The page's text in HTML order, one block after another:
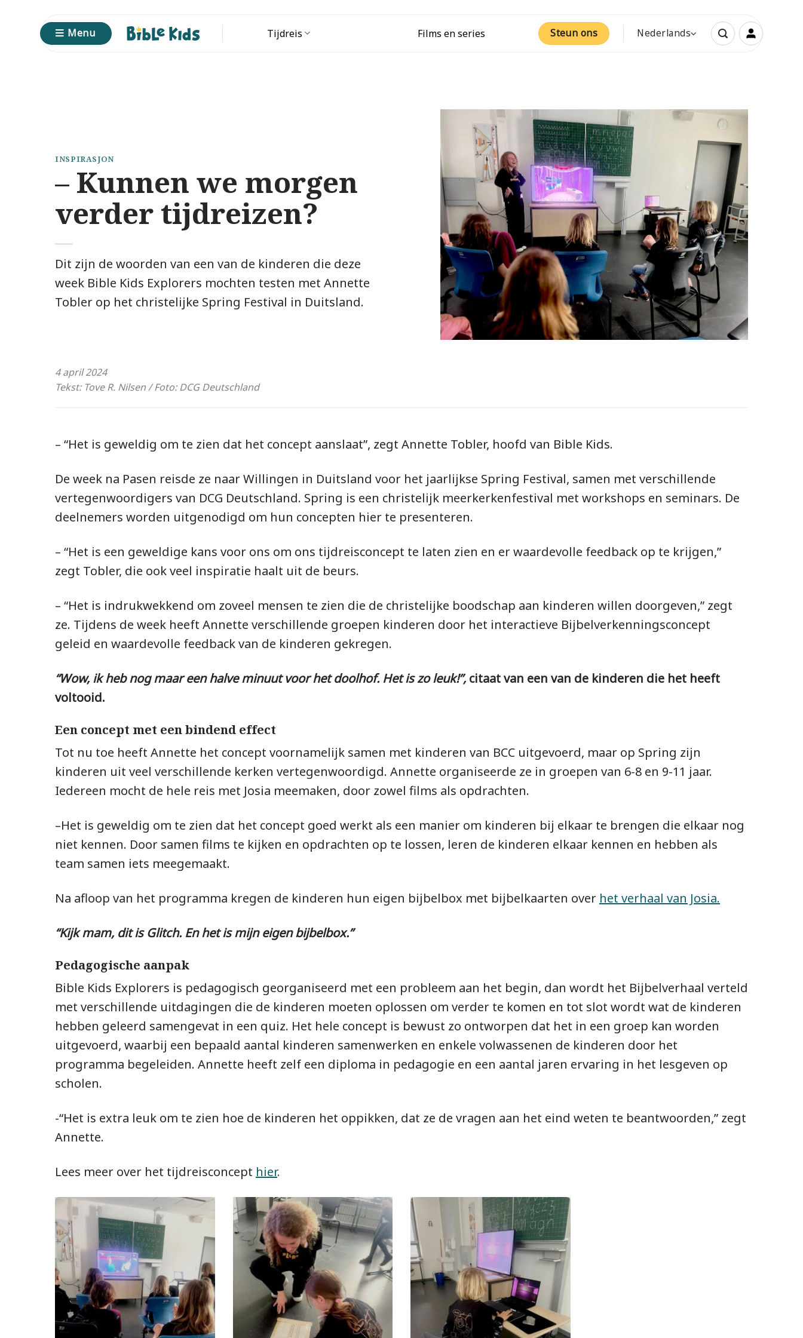
Menu Tijdreis Films en series Steun ons Nederlands
INSPIRASJON
– Kunnen we morgen
verder tijdreizen?
Dit zijn de woorden van een van de kinderen die deze
week Bible Kids Explorers mochten testen met Annette
Tobler op het christelijke Spring Festival in Duitsland.
4 april 2024
Tekst: Tove R. Nilsen / Foto: DCG Deutschland
– “Het is geweldig om te zien dat het concept aanslaat”, zegt Annette Tobler, hoofd van Bible Kids.
De week na Pasen reisde ze naar Willingen in Duitsland voor het jaarlijkse Spring Festival, samen met verschillende
vertegenwoordigers van DCG Deutschland. Spring is een christelijk meerkerkenfestival met workshops en seminars. De
deelnemers worden uitgenodigd om hun concepten hier te presenteren.
– “Het is een geweldige kans voor ons om ons tijdreisconcept te laten zien en er waardevolle feedback op te krijgen,”
zegt Tobler, die ook veel inspiratie haalt uit de beurs.
– “Het is indrukwekkend om zoveel mensen te zien die de christelijke boodschap aan kinderen willen doorgeven,” zegt
ze. Tijdens de week heeft Annette verschillende groepen kinderen door het interactieve Bijbelverkenningsconcept
geleid en waardevolle feedback van de kinderen gekregen.
“Wow, ik heb nog maar een halve minuut voor het doolhof. Het is zo leuk!”,citaat van een van de kinderen die het heeft
voltooid.
Een concept met een bindend effect
Tot nu toe heeft Annette het concept voornamelijk samen met kinderen van BCC uitgevoerd, maar op Spring zijn
kinderen uit veel verschillende kerken vertegenwoordigd. Annette organiseerde ze in groepen van 6-8 en 9-11 jaar.
Iedereen mocht de hele reis met Josia meemaken, door zowel films als opdrachten.
–Het is geweldig om te zien dat het concept goed werkt als een manier om kinderen bij elkaar te brengen die elkaar nog
niet kennen. Door samen films te kijken en opdrachten op te lossen, leren de kinderen elkaar kennen en hebben als
team samen iets meegemaakt.
Na afloop van het programma kregen de kinderen hun eigen bijbelbox met bijbelkaarten over het verhaal van Josia.
“Kijk mam, dit is Glitch. En het is mijn eigen bijbelbox.”
Pedagogische aanpak
Bible Kids Explorers is pedagogisch georganiseerd met een probleem aan het begin, dan wordt het Bijbelverhaal verteld
met verschillende uitdagingen die de kinderen moeten oplossen om verder te komen en tot slot wordt wat de kinderen
hebben geleerd samengevat in een quiz. Het hele concept is bewust zo ontworpen dat het in een groep kan worden
uitgevoerd, waarbij een bepaald aantal kinderen samenwerken en enkele volwassenen de kinderen door het
programma begeleiden. Annette heeft zelf een diploma in pedagogie en een aantal jaren ervaring in het lesgeven op
scholen.
-“Het is extra leuk om te zien hoe de kinderen het oppikken, dat ze de vragen aan het eind weten te beantwoorden,” zegt
Annette.
Lees meer over het tijdreisconcept hier.